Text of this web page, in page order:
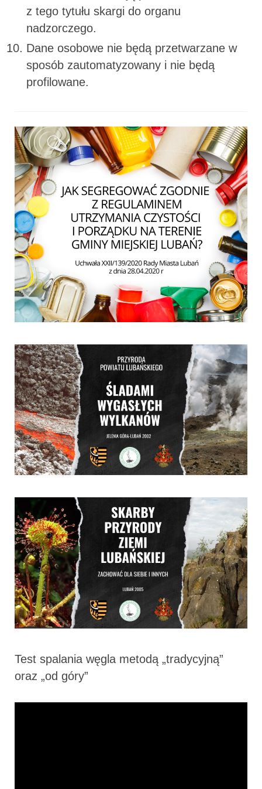
z tego tytułu skargi do organu
nadzorczego.
Dane osobowe nie będą przetwarzane w
sposób zautomatyzowany i nie będą
profilowane.
Test spalania węgla metodą „tradycyjną”
oraz „od góry”